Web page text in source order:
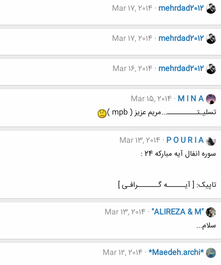
mehrdad2012
Mar 17, 2014
mehrdad2012
Mar 17, 2014
mehrdad2012
Mar 16, 2014
M I N A
Mar 15, 2014
تسلیـتــــــــــ...مریم عزیز ( mpb )
P O U R I A
Mar 13, 2014
سوره انفال آیه مبارکه 24 :
تاپیک: [ آیــــــه گـــــــرافـی ]
"ALIREZA & M"
Mar 13, 2014
سلام...
*Maedeh.archi*
Mar 12, 2014